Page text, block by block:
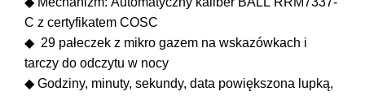
C z certyfikatem COSC
◆ 29 pałeczek z mikro gazem na wskazówkach i
tarczy do odczytu w nocy
◆ Godziny, minuty, sekundy, data powiększona lupką,